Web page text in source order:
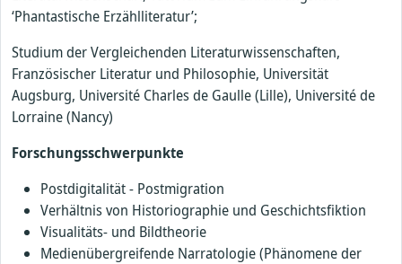
‘Phantastische Erzählliteratur’;
Studium der Vergleichenden Literaturwissenschaften,
Französischer Literatur und Philosophie, Universität
Augsburg, Université Charles de Gaulle (Lille), Université de
Lorraine (Nancy)
Forschungsschwerpunkte
Postdigitalität - Postmigration
Verhältnis von Historiographie und Geschichtsfiktion
Visualitäts- und Bildtheorie
Medienübergreifende Narratologie (Phänomene der